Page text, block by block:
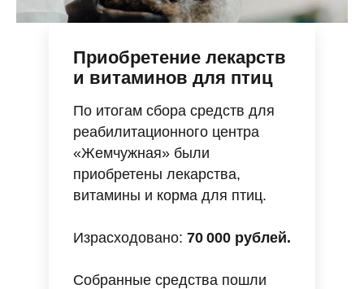
Приобретение лекарств
и витаминов для птиц
По итогам сбора средств для
реабилитационного центра
«Жемчужная» были
приобретены лекарства,
витамины и корма для птиц.
Израсходовано: 70 000 рублей.
Собранные средства пошли
Директор, член Общественного совета
при Росгидромете
ИНН 9731007865, ОГРН 1187700013192
ул. Яблочкова, д. 21, к. 3, помещ. 1Г/6
info@greenmission.ru
конфиденциальности
отправить
+7 (916) 440-08-18